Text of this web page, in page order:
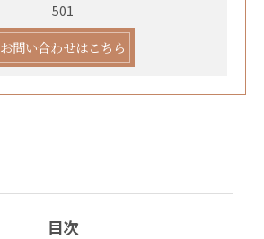
501
お問い合わせはこちら
目次